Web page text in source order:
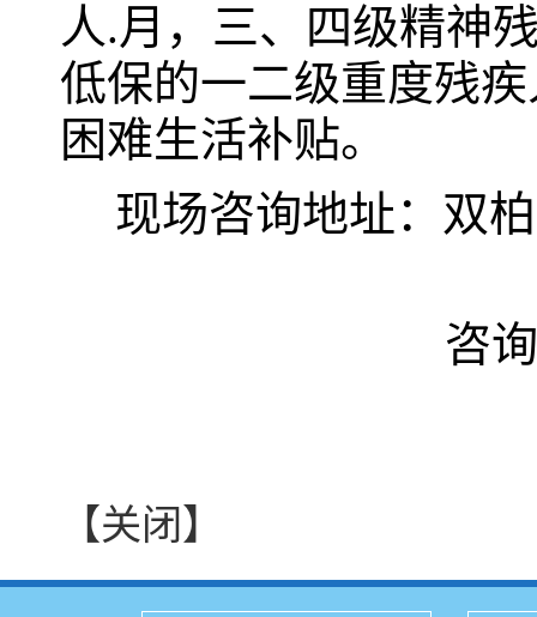
人.月，三、四级精神
低保的一二级重度残
困难生活补贴。
现场咨询地址：双
咨
【关闭】